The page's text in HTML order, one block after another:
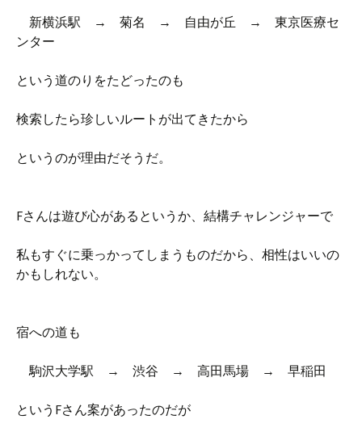
新横浜駅 → 菊名 → 自由が丘 → 東京医療セ
ンター
という道のりをたどったのも
検索したら珍しいルートが出てきたから
というのが理由だそうだ。
Fさんは遊び心があるというか、結構チャレンジャーで
私もすぐに乗っかってしまうものだから、相性はいいの
かもしれない。
宿への道も
駒沢大学駅 → 渋谷 → 高田馬場 → 早稲田
というFさん案があったのだが